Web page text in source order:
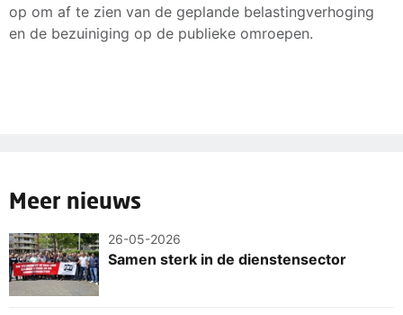
op om af te zien van de geplande belastingverhoging
en de bezuiniging op de publieke omroepen.
Meer nieuws
26-05-2026
Samen sterk in de dienstensector